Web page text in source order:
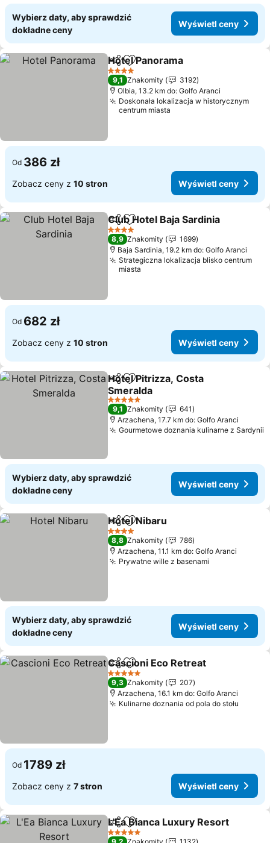
Wybierz daty, aby sprawdzić
dokładne ceny
Wyświetl ceny
Udostępnij
Dodaj do ulubionych
Hotel Panorama
4 Kategoria
9,1 Znakomity
3192
Olbia, 13.2 km do: Golfo Aranci
Doskonała lokalizacja w historycznym
centrum miasta
Od 386 zł
Zobacz ceny z 10 stron Wyświetl ceny
Udostępnij
Dodaj do ulubionych
Club Hotel Baja Sardinia
4 Kategoria
8,9 Znakomity
1699
Baja Sardinia, 19.2 km do: Golfo Aranci
Strategiczna lokalizacja blisko centrum
miasta
Od 682 zł
Zobacz ceny z 10 stron Wyświetl ceny
Udostępnij
Dodaj do ulubionych
Hotel Pitrizza, Costa
Smeralda
Wyświetl ceny
5 Kategoria
9,1 Znakomity
641
Arzachena, 17.7 km do: Golfo Aranci
Gourmetowe doznania kulinarne z Sardynii
Wybierz daty, aby sprawdzić
dokładne ceny
Wyświetl ceny
Udostępnij
Dodaj do ulubionych
Hotel Nibaru
4 Kategoria
8,8 Znakomity
786
Arzachena, 11.1 km do: Golfo Aranci
Prywatne wille z basenami
Wybierz daty, aby sprawdzić
dokładne ceny
Wyświetl ceny
Udostępnij
Dodaj do ulubionych
Cascioni Eco Retreat
5 Kategoria
9,3 Znakomity
207
Arzachena, 16.1 km do: Golfo Aranci
Kulinarne doznania od pola do stołu
Od 1789 zł
Zobacz ceny z 7 stron Wyświetl ceny
Udostępnij
Dodaj do ulubionych
L'Ea Bianca Luxury Resort
5 Kategoria